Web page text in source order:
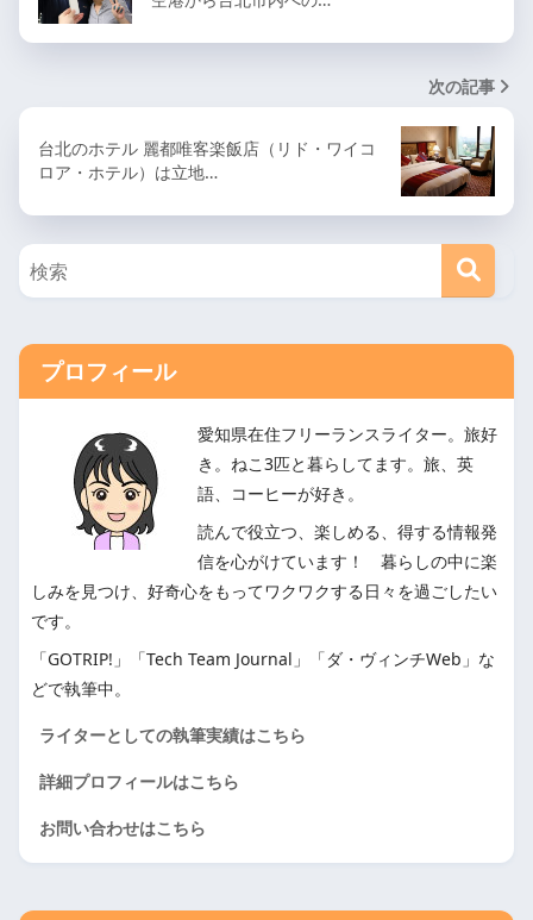
次の記事
台北のホテル 麗都唯客楽飯店（リド・ワイコ
ロア・ホテル）は立地…
プロフィール
愛知県在住フリーランスライター。旅好
き。ねこ3匹と暮らしてます。旅、英
語、コーヒーが好き。
読んで役立つ、楽しめる、得する情報発
信を心がけています！ 暮らしの中に楽
しみを見つけ、好奇心をもってワクワクする日々を過ごしたい
です。
「GOTRIP!」「Tech Team Journal」「ダ・ヴィンチWeb」な
どで執筆中。
ライターとしての執筆実績はこちら
詳細プロフィールはこちら
お問い合わせはこちら